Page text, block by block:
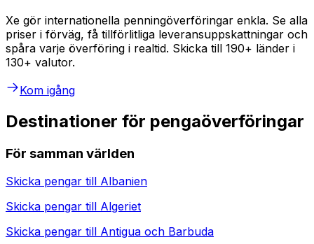
Xe gör internationella penningöverföringar enkla. Se alla
priser i förväg, få tillförlitliga leveransuppskattningar och
spåra varje överföring i realtid. Skicka till 190+ länder i
130+ valutor.
Kom igång
Destinationer för pengaöverföringar
För samman världen
Skicka pengar till Albanien
Skicka pengar till Algeriet
Skicka pengar till Antigua och Barbuda